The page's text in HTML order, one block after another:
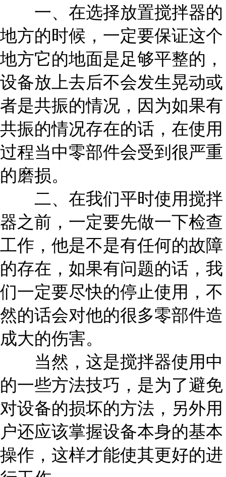
一、在选择放置搅拌器的
地方的时候，一定要保证这个
地方它的地面是足够平整的，
设备放上去后不会发生晃动或
者是共振的情况，因为如果有
共振的情况存在的话，在使用
过程当中零部件会受到很严重
的磨损。
二、在我们平时使用搅拌
器之前，一定要先做一下检查
工作，他是不是有任何的故障
的存在，如果有问题的话，我
们一定要尽快的停止使用，不
然的话会对他的很多零部件造
成大的伤害。
当然，这是搅拌器使用中
的一些方法技巧，是为了避免
对设备的损坏的方法，另外用
户还应该掌握设备本身的基本
操作，这样才能使其更好的进